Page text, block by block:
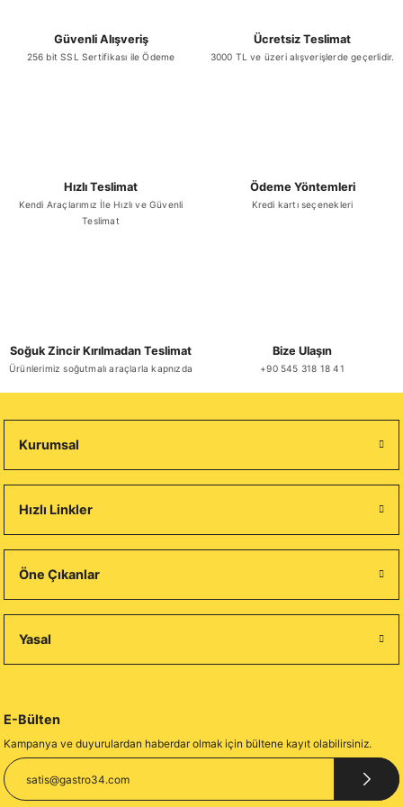
Güvenli Alışveriş
256 bit SSL Sertifikası ile Ödeme
Ücretsiz Teslimat
3000 TL ve üzeri alışverişlerde geçerlidir.
Hızlı Teslimat
Kendi Araçlarımız İle Hızlı ve Güvenli
Teslimat
Ödeme Yöntemleri
Kredi kartı seçenekleri
Soğuk Zincir Kırılmadan Teslimat
Ürünlerimiz soğutmalı araçlarla kapnızda
Bize Ulaşın
+90 545 318 18 41
Kurumsal
Hızlı Linkler
Öne Çıkanlar
Yasal
E-Bülten
Kampanya ve duyurulardan haberdar olmak için bültene kayıt olabilirsiniz.